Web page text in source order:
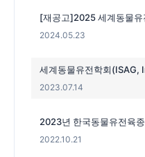
2024.05.23
2023.07.14
2022.10.21